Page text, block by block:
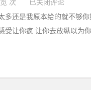
次 已关闭评论
多还是我原本给的就不够
受让你疯 让你去放纵以为